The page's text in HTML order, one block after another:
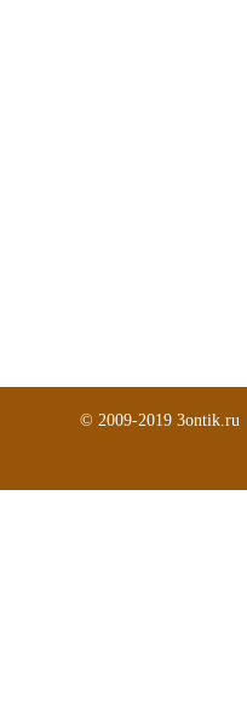
© 2009-2019 3ontik.ru